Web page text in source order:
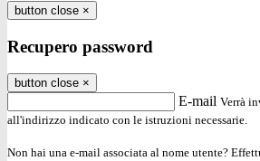
button close ×
Recupero password
button close ×
E-mail Verrà
all'indirizzo indicato con le istruzioni necessarie.
Non hai una e-mail associata al nome utente?